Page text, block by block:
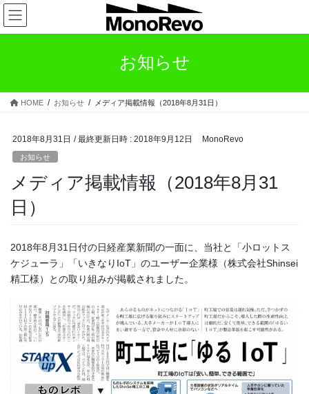
コ
ン
テ
ス
ナ
ビ
ゲ
ン
お知らせ
HOME お知らせ メディア掲載情報（2018年8月31日）
2018年8月31日 / 最終更新日時 : 2018年9月12日 MonoRevo
お知らせ
メディア掲載情報（2018年8月31
日）
2018年8月31日付の日経産業新聞の一面に、当社と「小ロットス
ケジューラ」「いきなりIoT」のユーザー企業様（株式会社Shinsei
精工様）との取り組みが掲載されました。